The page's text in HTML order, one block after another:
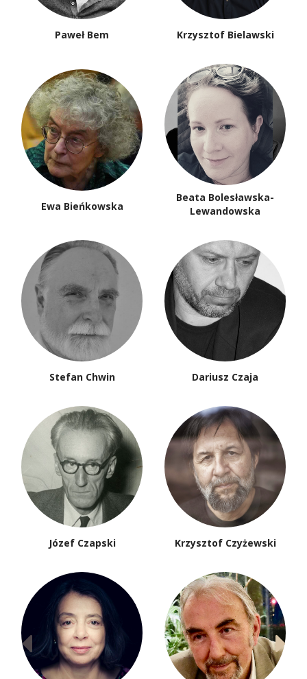
Paweł Bem Krzysztof Bielawski
Ewa Bieńkowska
Beata Bolesławska-
Lewandowska
Stefan Chwin Dariusz Czaja
Józef Czapski Krzysztof Czyżewski